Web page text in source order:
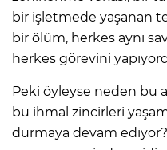
bir işletmede yaşanan
bir ölüm, herkes aynı
herkes görevini
Peki öyleyse neden bu
bu ihmal zincirleri
durmaya devam